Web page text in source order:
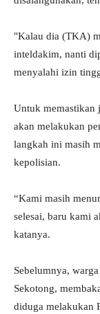
"Kalau dia (TKA)
inteldakim, nanti
menyalahi izin
Untuk memastikan
akan melakukan
langkah ini masih
kepolisian.
“Kami masih
selesai, baru kami
katanya.
Sebelumnya,
Sekotong,
diduga melakukan